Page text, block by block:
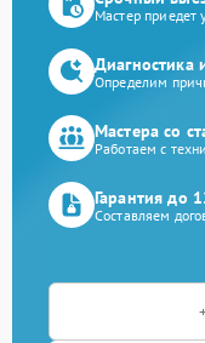
Мастер приедет
Диагностика
Определим
Мастера со
Работаем с
Гарантия до
Составляем